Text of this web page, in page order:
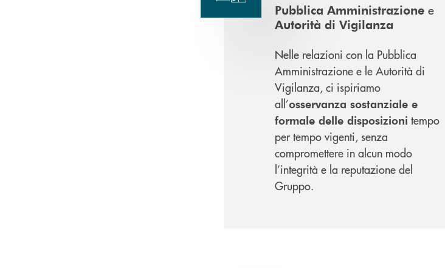
Pubblica Amministrazione e
Autorità di Vigilanza
Nelle relazioni con la Pubblica
Amministrazione e le Autorità di
Vigilanza, ci ispiriamo
all’osservanza sostanziale e
formale delle disposizioni tempo
per tempo vigenti, senza
compromettere in alcun modo
l’integrità e la reputazione del
Gruppo.